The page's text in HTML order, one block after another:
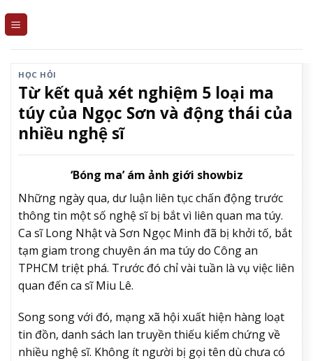
HỌC HỎI
Từ kết quả xét nghiệm 5 loại ma
túy của Ngọc Sơn và động thái của
nhiều nghệ sĩ
‘Bóng ma’ ám ảnh giới showbiz
Những ngày qua, dư luận liên tục chấn động trước
thông tin một số nghệ sĩ bị bắt vì liên quan ma túy.
Ca sĩ Long Nhật và Sơn Ngọc Minh đã bị khởi tố, bắt
tạm giam trong chuyên án ma túy do Công an
TPHCM triệt phá. Trước đó chỉ vài tuần là vụ việc liên
quan đến ca sĩ Miu Lê.
Song song với đó, mạng xã hội xuất hiện hàng loạt
tin đồn, danh sách lan truyền thiếu kiểm chứng về
nhiều nghệ sĩ. Không ít người bị gọi tên dù chưa có